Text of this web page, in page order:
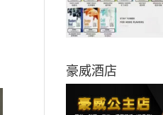
豪威酒店